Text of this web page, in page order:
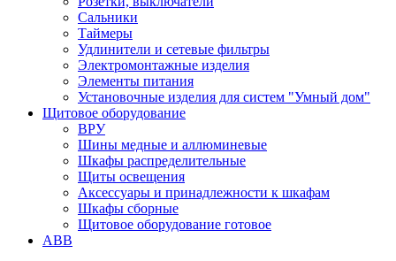
Сальники
Таймеры
Удлинители и сетевые фильтры
Электромонтажные изделия
Элементы питания
Установочные изделия для систем "Умный дом"
Щитовое оборудование
ВРУ
Шины медные и аллюминевые
Шкафы распределительные
Щиты освещения
Аксессуары и принадлежности к шкафам
Шкафы сборные
Щитовое оборудование готовое
ABB